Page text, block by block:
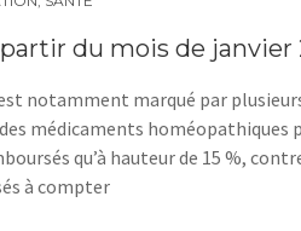
du mois de janvier
notamment marqué par
médicaments homéopathiques
qu’à hauteur de 15 %,
à compter